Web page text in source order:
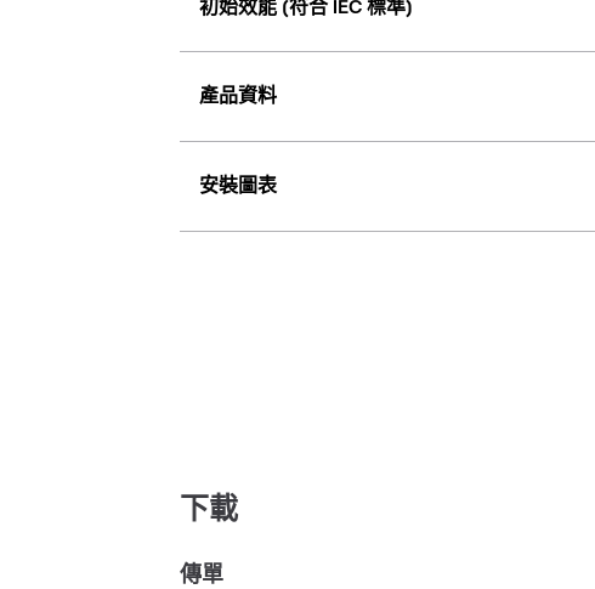
初始效能 (符合 IEC 標準)
產品資料
安裝圖表
下載
傳單